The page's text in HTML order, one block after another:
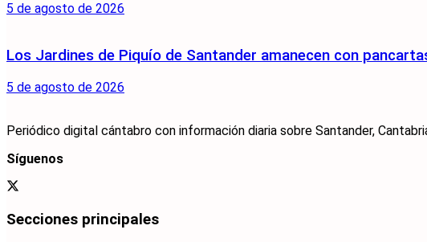
5 de agosto de 2026
Los Jardines de Piquío de Santander amanecen con
5 de agosto de 2026
Periódico digital cántabro con información diaria sobre Santander,
Síguenos
Secciones principales